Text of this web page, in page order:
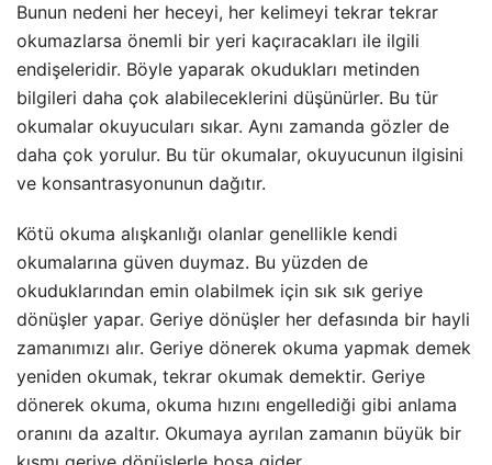
Bunun nedeni her heceyi, her kelimeyi tekrar tekrar
okumazlarsa önemli bir yeri kaçıracakları ile ilgili
endişeleridir. Böyle yaparak okudukları metinden
bilgileri daha çok alabileceklerini düşünürler. Bu tür
okumalar okuyucuları sıkar. Aynı zamanda gözler de
daha çok yorulur. Bu tür okumalar, okuyucunun ilgisini
ve konsantrasyonunun dağıtır.
Kötü okuma alışkanlığı olanlar genellikle kendi
okumalarına güven duymaz. Bu yüzden de
okuduklarından emin olabilmek için sık sık geriye
dönüşler yapar. Geriye dönüşler her defasında bir hayli
zamanımızı alır. Geriye dönerek okuma yapmak demek
yeniden okumak, tekrar okumak demektir. Geriye
dönerek okuma, okuma hızını engellediği gibi anlama
oranını da azaltır. Okumaya ayrılan zamanın büyük bir